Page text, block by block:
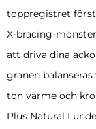
toppregistret
X-bracing-
att driva dina
granen
ton värme och
Plus Natural I